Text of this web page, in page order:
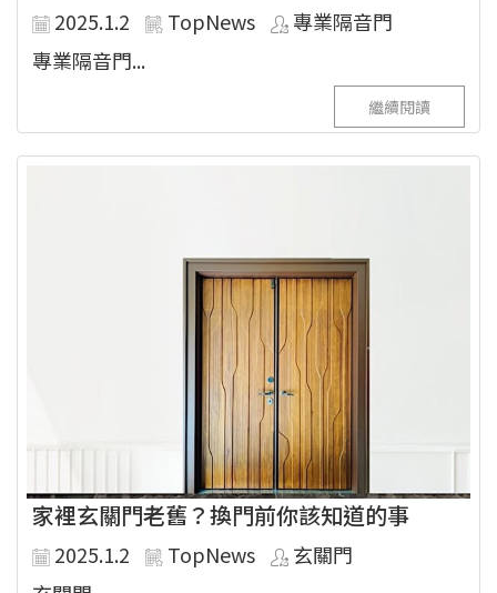
2025.1.2 TopNews
專業隔音門
專業隔音門...
繼續閱讀
家裡玄關門老舊？換門前你該知道的事
2025.1.2 TopNews
玄關門